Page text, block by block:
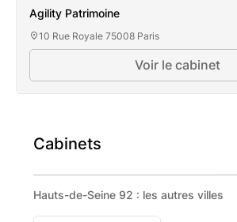
Cabinets
Hauts-de-Seine 92 : les autres villes
Agility Patrimoine
10 Rue Royale 75008 Paris
Voir le cabinet